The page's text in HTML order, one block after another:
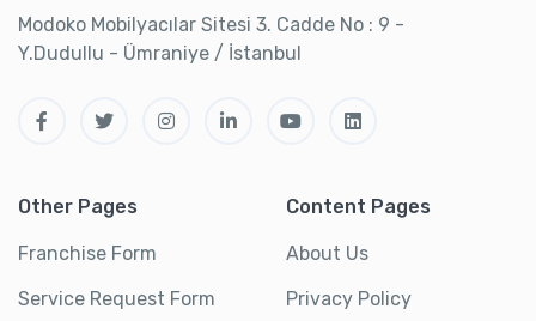
Modoko Mobilyacılar Sitesi 3. Cadde No : 9 -
Y.Dudullu - Ümraniye / İstanbul
Other Pages
Franchise Form
Service Request Form
Content Pages
About Us
Privacy Policy